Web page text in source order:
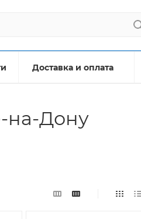
Доставка и оплата
на-Дону